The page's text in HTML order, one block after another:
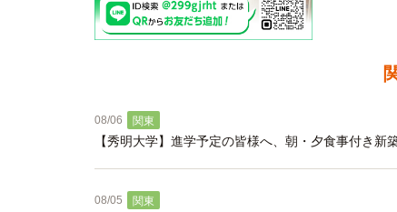
08/06 関東
【秀明大学】進学予定の皆様へ、朝・夕食事付き新
08/05 関東